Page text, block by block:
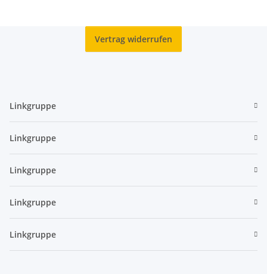
Vertrag widerrufen
Linkgruppe
Linkgruppe
Linkgruppe
Linkgruppe
Linkgruppe